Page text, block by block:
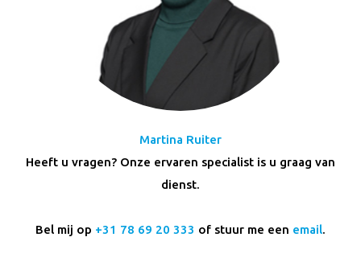
Martina Ruiter
Heeft u vragen? Onze ervaren specialist is u graag van
dienst.
Bel mij op +31 78 69 20 333 of stuur me een email.